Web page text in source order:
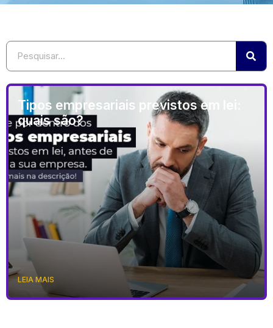
Tipos empresariais previstos em lei:
quais são?
LEIA MAIS